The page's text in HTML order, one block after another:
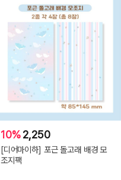
10%2,250
[디어마이하] 포근 돌고래 배경 모
조지팩